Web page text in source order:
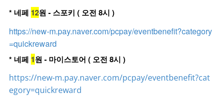
* 네페 12원 - 스포키 ( 오전 8시 )
https://new-m.pay.naver.com/pcpay/eventbenefit?category
=quickreward
* 네페 1원 - 마이스토어 ( 오전 8시 )
https://new-m.pay.naver.com/pcpay/eventbenefit?cat
egory=quickreward